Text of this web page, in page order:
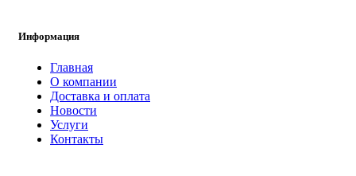
Информация
Главная
О компании
Доставка и оплата
Новости
Услуги
Контакты